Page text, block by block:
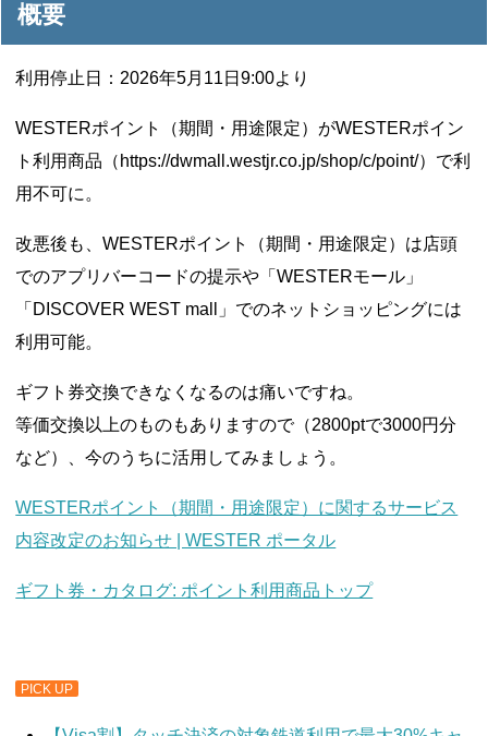
概要
利用停止日：2026年5月11日9:00より
WESTERポイント（期間・用途限定）がWESTERポイン
ト利用商品（https://dwmall.westjr.co.jp/shop/c/point/）で利
用不可に。
改悪後も、WESTERポイント（期間・用途限定）は店頭
でのアプリバーコードの提示や「WESTERモール」
「DISCOVER WEST mall」でのネットショッピングには
利用可能。
ギフト券交換できなくなるのは痛いですね。
等価交換以上のものもありますので（2800ptで3000円分
など）、今のうちに活用してみましょう。
WESTERポイント（期間・用途限定）に関するサービス
内容改定のお知らせ | WESTER ポータル
ギフト券・カタログ: ポイント利用商品トップ
PICK UP